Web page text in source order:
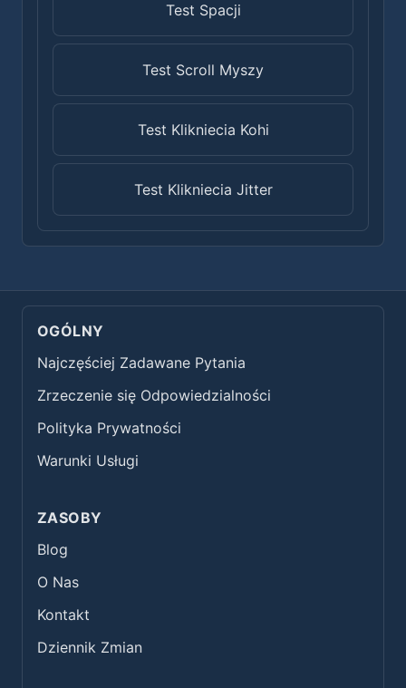
Test Spacji
Test Scroll Myszy
Test Klikniecia Kohi
Test Klikniecia Jitter
OGÓLNY
Najczęściej Zadawane Pytania
Zrzeczenie się Odpowiedzialności
Polityka Prywatności
Warunki Usługi
ZASOBY
Blog
O Nas
Kontakt
Dziennik Zmian